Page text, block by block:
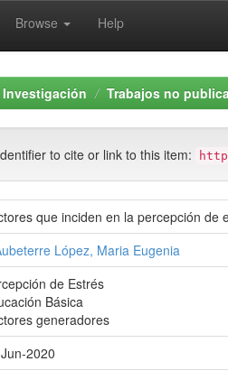
Browse Help
Investigación Trabajos no
to cite or link to this item:
que inciden en la percepción de
López, Maria Eugenia
de Estrés
Básica
generadores
2020